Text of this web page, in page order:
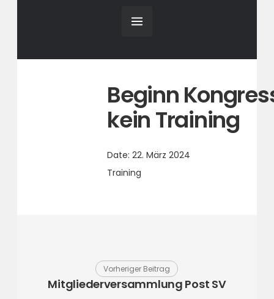
Beginn
kein Training
Date:22. März 2024
Training
Vorheriger Beitrag
Mitgliederversammlung Post SV